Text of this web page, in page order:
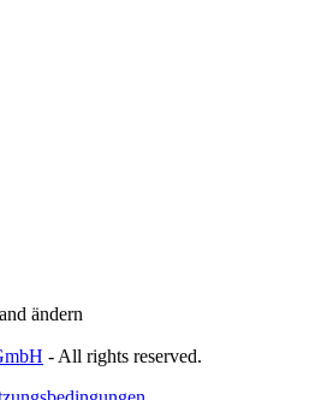
ändern
- All rights reserved.